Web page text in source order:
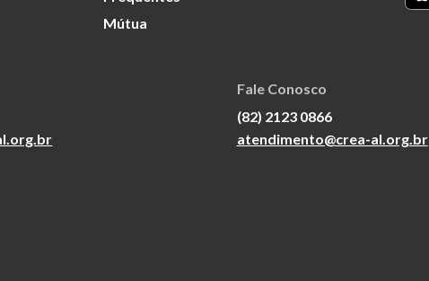
Mútua
Fale Conosco
(82) 2123 0866
atendimento@crea-al.org.br